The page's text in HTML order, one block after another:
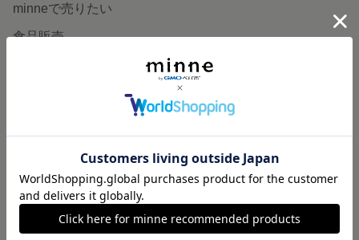
minneで売りたい
食品販売
販売支援企画・イベント